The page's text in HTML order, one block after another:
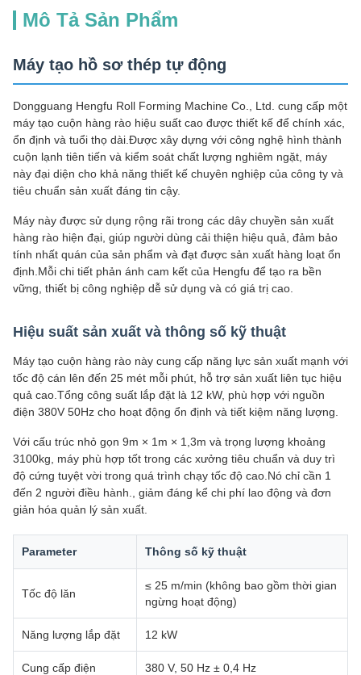
Mô Tả Sản Phẩm
Máy tạo hồ sơ thép tự động
Dongguang Hengfu Roll Forming Machine Co., Ltd. cung cấp một
máy tạo cuộn hàng rào hiệu suất cao được thiết kế để chính xác,
ổn định và tuổi thọ dài.Được xây dựng với công nghệ hình thành
cuộn lạnh tiên tiến và kiểm soát chất lượng nghiêm ngặt, máy
này đại diện cho khả năng thiết kế chuyên nghiệp của công ty và
tiêu chuẩn sản xuất đáng tin cậy.
Máy này được sử dụng rộng rãi trong các dây chuyền sản xuất
hàng rào hiện đại, giúp người dùng cải thiện hiệu quả, đảm bảo
tính nhất quán của sản phẩm và đạt được sản xuất hàng loạt ổn
định.Mỗi chi tiết phản ánh cam kết của Hengfu để tạo ra bền
vững, thiết bị công nghiệp dễ sử dụng và có giá trị cao.
Hiệu suất sản xuất và thông số kỹ thuật
Máy tạo cuộn hàng rào này cung cấp năng lực sản xuất mạnh với
tốc độ cán lên đến 25 mét mỗi phút, hỗ trợ sản xuất liên tục hiệu
quả cao.Tổng công suất lắp đặt là 12 kW, phù hợp với nguồn
điện 380V 50Hz cho hoạt động ổn định và tiết kiệm năng lượng.
Với cấu trúc nhỏ gọn 9m × 1m × 1,3m và trọng lượng khoảng
3100kg, máy phù hợp tốt trong các xưởng tiêu chuẩn và duy trì
độ cứng tuyệt vời trong quá trình chạy tốc độ cao.Nó chỉ cần 1
đến 2 người điều hành., giảm đáng kể chi phí lao động và đơn
giản hóa quản lý sản xuất.
Parameter Thông số kỹ thuật
Tốc độ lăn
≤ 25 m/min (không bao gồm thời gian
ngừng hoạt động)
Năng lượng lắp đặt 12 kW
Cung cấp điện 380 V, 50 Hz ± 0,4 Hz